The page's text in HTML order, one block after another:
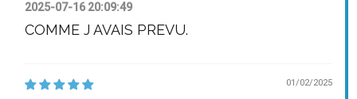
2025-07-16 20:09:49
COMME J AVAIS PREVU.
01/02/2025